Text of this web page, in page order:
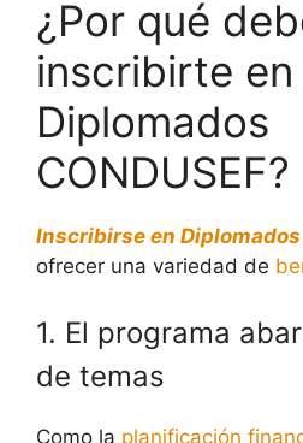
¿Por qué
inscribirte en
Diplomados
CONDUSEF?
Inscribirse en Diplomados
ofrecer una variedad de
1. El programa
de temas
Como la planificación